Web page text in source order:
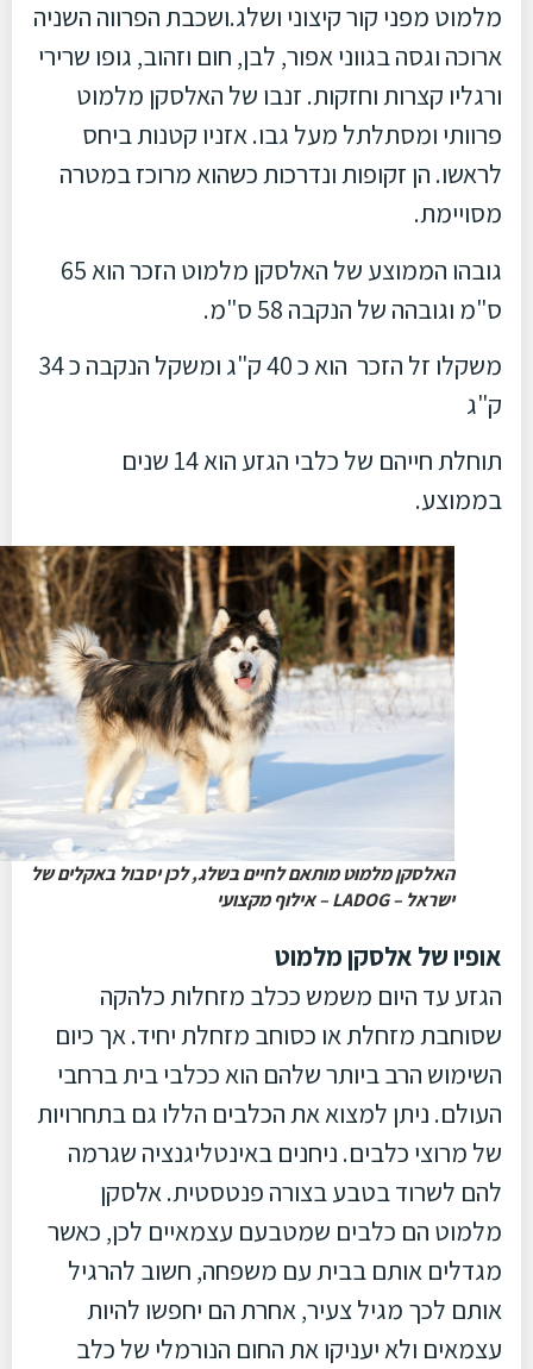
מלמוט מפני קור קיצוני ושלג.ושכבת הפרווה השניה
ארוכה וגסה בגווני אפור, לבן, חום וזהוב, גופו שרירי
ורגליו קצרות וחזקות. זנבו של האלסקן מלמוט
פרוותי ומסתלתל מעל גבו. אזניו קטנות ביחס
לראשו. הן זקופות ונדרכות כשהוא מרוכז במטרה
מסויימת.
גובהו הממוצע של האלסקן מלמוט הזכר הוא 65
ס"מ וגובהה של הנקבה 58 ס"מ.
משקלו זל הזכר הוא כ 40 ק"ג ומשקל הנקבה כ 34
ק"ג
תוחלת חייהם של כלבי הגזע הוא 14 שנים
בממוצע.
האלסקן מלמוט מותאם לחיים בשלג, לכן יסבול באקלים של
ישראל – LADOG – אילוף מקצועי
אופיו של אלסקן מלמוט
הגזע עד היום משמש ככלב מזחלות כלהקה
שסוחבת מזחלת או כסוחב מזחלת יחיד. אך כיום
השימוש הרב ביותר שלהם הוא ככלבי בית ברחבי
העולם. ניתן למצוא את הכלבים הללו גם בתחרויות
של מרוצי כלבים. ניחנים באינטליגנציה שגרמה
להם לשרוד בטבע בצורה פנטסטית. אלסקן
מלמוט הם כלבים שמטבעם עצמאיים לכן, כאשר
מגדלים אותם בבית עם משפחה, חשוב להרגיל
אותם לכך מגיל צעיר, אחרת הם יחפשו להיות
עצמאים ולא יעניקו את החום הנורמלי של כלב